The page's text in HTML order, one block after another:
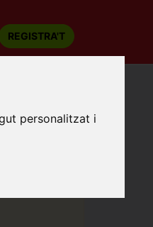
personalitzat i
REGISTRA'T